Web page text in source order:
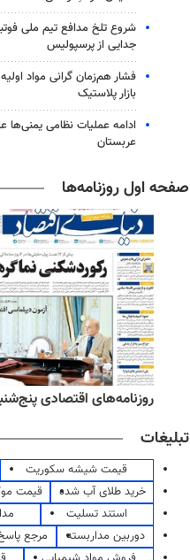
شروع تلخ مدافع تیم ملی
جدایی از پرسپولیس
فشار هم‌زمان گرانی مواد
بازار پلاستیک
ادامه عملیات نظامی یمنی‌ها
عربستان
صفحه اول روزنامه‌ها
روزنامه‌های اقتصادی پنج‌شنبه ۱۵ مرداد
تبلیغات
قیمت شیشه سکوریت
خرید طلای آب شده
قیمت
استند تسلیت
دوربین مداربسته
مرجع